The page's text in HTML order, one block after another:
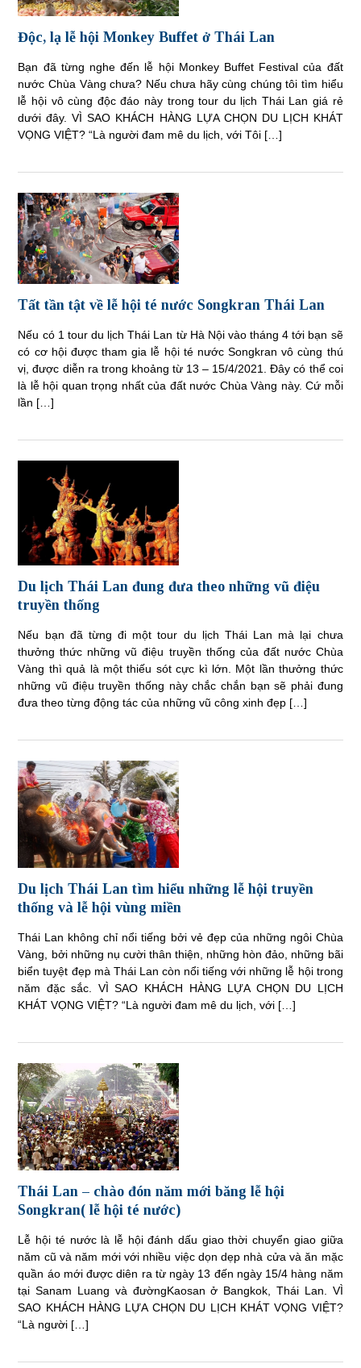
Độc, lạ lễ hội Monkey Buffet ở Thái Lan
Bạn đã từng nghe đến lễ hội Monkey Buffet Festival của đất
nước Chùa Vàng chưa? Nếu chưa hãy cùng chúng tôi tìm hiểu
lễ hội vô cùng độc đáo này trong tour du lịch Thái Lan giá rẻ
dưới đây. VÌ SAO KHÁCH HÀNG LỰA CHỌN DU LỊCH KHÁT
VỌNG VIỆT? “Là người đam mê du lịch, với Tôi […]
Tất tần tật về lễ hội té nước Songkran Thái Lan
Nếu có 1 tour du lịch Thái Lan từ Hà Nội vào tháng 4 tới bạn sẽ
có cơ hội được tham gia lễ hội té nước Songkran vô cùng thú
vị, được diễn ra trong khoảng từ 13 – 15/4/2021. Đây có thể coi
là lễ hội quan trọng nhất của đất nước Chùa Vàng này. Cứ mỗi
lần […]
Du lịch Thái Lan đung đưa theo những vũ điệu
truyền thống
Nếu bạn đã từng đi một tour du lịch Thái Lan mà lại chưa
thưởng thức những vũ điệu truyền thống của đất nước Chùa
Vàng thì quả là một thiếu sót cực kì lớn. Một lần thưởng thức
những vũ điệu truyền thống này chắc chắn bạn sẽ phải đung
đưa theo từng động tác của những vũ công xinh đẹp […]
Du lịch Thái Lan tìm hiểu những lễ hội truyền
thống và lễ hội vùng miền
Thái Lan không chỉ nổi tiếng bởi vẻ đẹp của những ngôi Chùa
Vàng, bởi những nụ cười thân thiện, những hòn đảo, những bãi
biển tuyệt đẹp mà Thái Lan còn nổi tiếng với những lễ hội trong
năm đặc sắc. VÌ SAO KHÁCH HÀNG LỰA CHỌN DU LỊCH
KHÁT VỌNG VIỆT? “Là người đam mê du lịch, với […]
Thái Lan – chào đón năm mới băng lễ hội
Songkran( lễ hội té nước)
Lễ hội té nước là lễ hội đánh dấu giao thời chuyển giao giữa
năm cũ và năm mới với nhiều việc dọn dẹp nhà cửa và ăn mặc
quần áo mới được diên ra từ ngày 13 đến ngày 15/4 hàng năm
tại Sanam Luang và đườngKaosan ở Bangkok, Thái Lan. VÌ
SAO KHÁCH HÀNG LỰA CHỌN DU LỊCH KHÁT VỌNG VIỆT?
“Là người […]